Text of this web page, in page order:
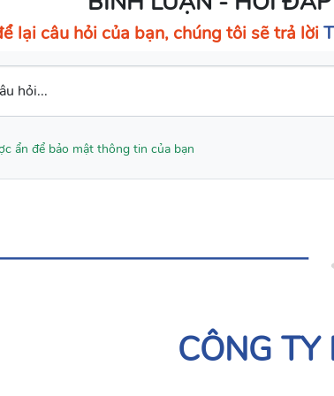
lại câu hỏi của bạn, chúng tôi sẽ trả lời
hỏi...
ẩn để bảo mật thông tin của bạn
CÔNG